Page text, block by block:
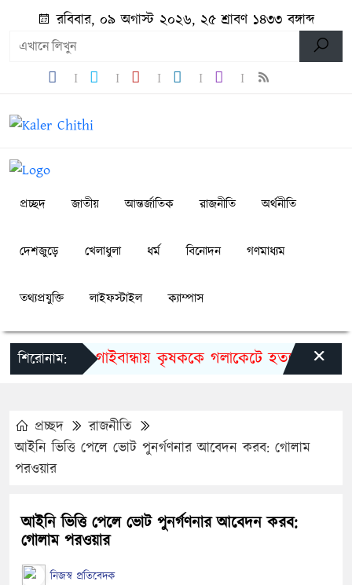
রবিবার, ০৯ অগাস্ট ২০২৬, ২৫ শ্রাবণ ১৪৩৩ বঙ্গাব্দ
প্রচ্ছদ জাতীয় আন্তর্জাতিক রাজনীতি অর্থনীতি
দেশজুড়ে খেলাধুলা ধর্ম বিনোদন গণমাধ্যম
তথ্যপ্রযুক্তি লাইফস্টাইল ক্যাম্পাস
শিরোনাম: গাইবান্ধায় কৃষককে গলাকেটে হত্যা ×
প্রচ্ছদ
রাজনীতি
আইনি ভিত্তি পেলে ভোট পুনর্গণনার আবেদন করব: গোলাম
পরওয়ার
আইনি ভিত্তি পেলে ভোট পুনর্গণনার আবেদন করব:
গোলাম পরওয়ার
নিজস্ব প্রতিবেদক